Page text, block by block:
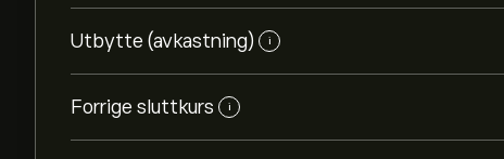
Utbytte (avkastning) i
Forrige sluttkurs i